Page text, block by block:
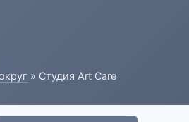
» Студия Art Care